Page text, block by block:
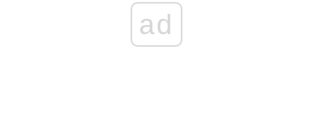
ad